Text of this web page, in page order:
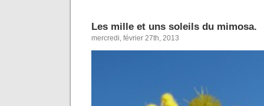
Les mille et uns soleils du mimosa.
mercredi, février 27th, 2013